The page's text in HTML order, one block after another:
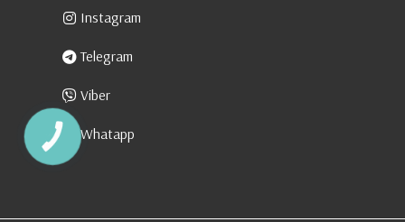
Instagram
Telegram
Viber
Whatapp
КНОПКА
ЗВ'ЯЗКУ